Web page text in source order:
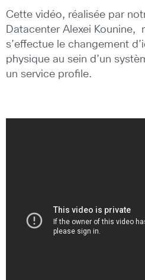
Cette vidéo, réalisée par
Datacenter Alexei Kounine,
s’effectue le changement
physique au sein d’un
un service profile.